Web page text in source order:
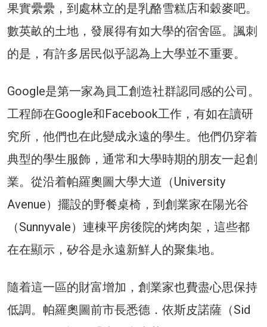
果實纍纍，到處林立的是乳酪雪糕店和穀麥吧。
數英畝的土地，發展得有如大學的宿舍區。諷刺
的是，有許多居民似乎認為上大學並不重要。
Google是第一家為員工創造社群認同感的公司。
工程師在Google和Facebook工作，有如在讀研
究所，他們也在此變成永遠的學生。他們仍穿着
典型的學生服飾，通常和大學時期的朋友一起創
業。從沿着帕羅奧圖大學大道（University
Avenue）擺設的野餐桌椅，到創業家在陽光谷
（Sunnyvale）連棟平房後院的烤肉架，這些都
在在顯示，矽谷是永遠新鮮人的聚集地。
隨着這一區的財富增加，創業家也費盡心思保持
低調。帕羅奧圖前市長悉德．依斯皮諾薩（Sid